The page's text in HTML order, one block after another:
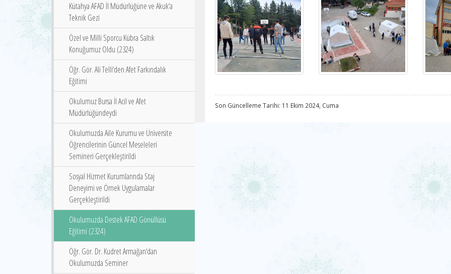
Kütahya AFAD İl Müdürlüğüne ve Akuk‘a
Teknik Gezi
Özel ve Milli Sporcu Kübra Saltık
Konuğumuz Oldu (2324)
Öğr. Gör. Ali Telli‘den Afet Farkındalık
Eğitimi
Okulumuz Bursa İl Acil ve Afet
Müdürlüğündeydi
Okulumuzda Aile Kurumu ve Üniversite
Öğrencilerinin Güncel Meseleleri
Semineri Gerçekleştirildi
Sosyal Hizmet Kurumlarında Staj
Deneyimi ve Örnek Uygulamalar
Gerçekleştirildi
Okulumuzda Destek AFAD Gönüllüsü
Eğitimi (2324)
Öğr. Gör. Dr. Kudret Armağan‘dan
Okulumuzda Seminer
Son Güncelleme Tarihi: 11 Ekim 2024, Cuma